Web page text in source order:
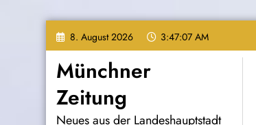
Zum
Inhalt
springen
8. August 2026 3:47:08 AM
Münchner
Zeitung
Neues aus der Landeshauptstadt